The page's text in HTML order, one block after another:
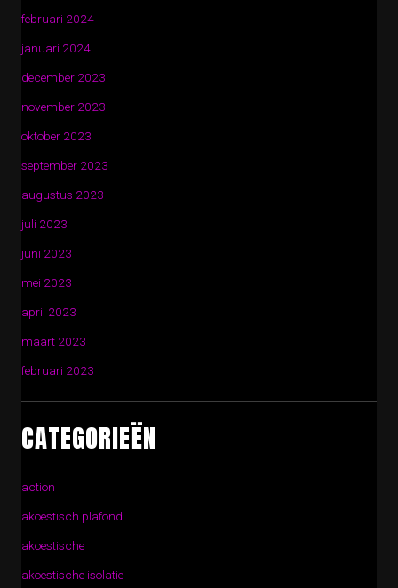
februari 2024
januari 2024
december 2023
november 2023
oktober 2023
september 2023
augustus 2023
juli 2023
juni 2023
mei 2023
april 2023
maart 2023
februari 2023
CATEGORIEËN
action
akoestisch plafond
akoestische
akoestische isolatie